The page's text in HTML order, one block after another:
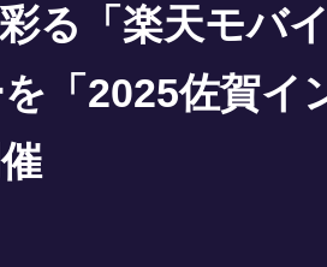
る「楽天モバ
「2025佐賀イ